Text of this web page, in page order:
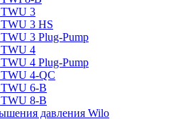
3
3 HS
3 Plug-Pump
4
4 Plug-Pump
4-QC
6-B
8-B
давления Wilo